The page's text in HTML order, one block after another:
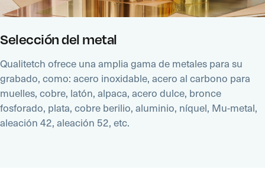
Selección del metal
Qualitetch ofrece una amplia gama de metales para su
grabado, como: acero inoxidable, acero al carbono para
muelles, cobre, latón, alpaca, acero dulce, bronce
fosforado, plata, cobre berilio, aluminio, níquel, Mu-metal,
aleación 42, aleación 52, etc.